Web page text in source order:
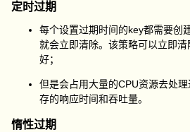
定时过期
每个设置过期时间的key都需要创
就会立即清除。该策略可以立即
好；
但是会占用大量的CPU资源去处
存的响应时间和吞吐量。
惰性过期